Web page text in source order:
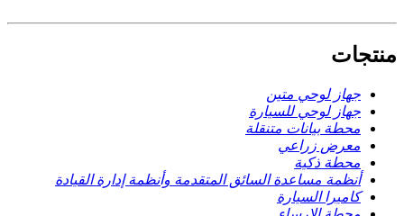
منتجات
جهاز لوحي متين
جهاز لوحي للسيارة
محطة بيانات متنقلة
معرض زراعي
محطة ذكية
أنظمة مساعدة السائق المتقدمة وأنظمة إدارة القيادة
كاميرا السيارة